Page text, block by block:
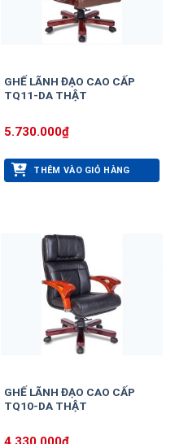
GHẾ LÃNH ĐẠO CAO CẤP
TQ11-DA THẬT
5.730.000₫
THÊM VÀO GIỎ HÀNG
GHẾ LÃNH ĐẠO CAO CẤP
TQ10-DA THẬT